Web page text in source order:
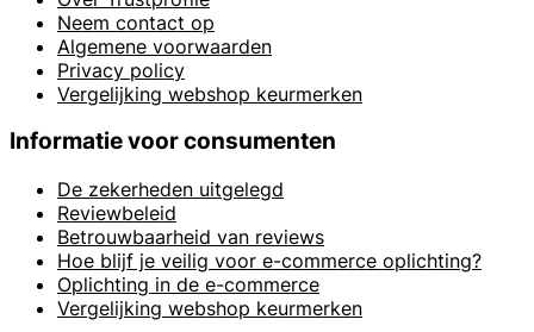
Neem contact op
Algemene voorwaarden
Privacy policy
Vergelijking webshop keurmerken
Informatie voor consumenten
De zekerheden uitgelegd
Reviewbeleid
Betrouwbaarheid van reviews
Hoe blijf je veilig voor e-commerce oplichting?
Oplichting in de e-commerce
Vergelijking webshop keurmerken